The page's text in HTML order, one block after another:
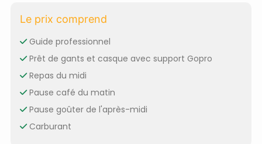
Le prix comprend
Guide professionnel
Prêt de gants et casque avec support Gopro
Repas du midi
Pause café du matin
Pause goûter de l'après-midi
Carburant